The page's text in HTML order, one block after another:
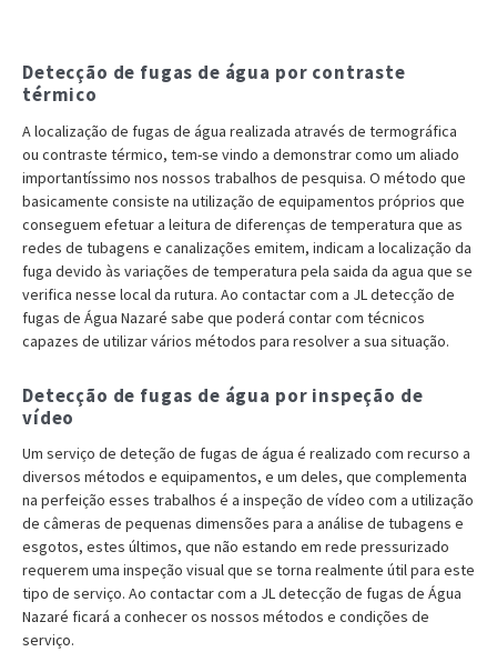
Detecção de fugas de água por contraste
térmico
A localização de fugas de água realizada através de termográfica
ou contraste térmico, tem-se vindo a demonstrar como um aliado
importantíssimo nos nossos trabalhos de pesquisa. O método que
basicamente consiste na utilização de equipamentos próprios que
conseguem efetuar a leitura de diferenças de temperatura que as
redes de tubagens e canalizações emitem, indicam a localização da
fuga devido às variações de temperatura pela saida da agua que se
verifica nesse local da rutura. Ao contactar com a JL detecção de
fugas de Água Nazaré sabe que poderá contar com técnicos
capazes de utilizar vários métodos para resolver a sua situação.
Detecção de fugas de água por inspeção de
vídeo
Um serviço de deteção de fugas de água é realizado com recurso a
diversos métodos e equipamentos, e um deles, que complementa
na perfeição esses trabalhos é a inspeção de vídeo com a utilização
de câmeras de pequenas dimensões para a análise de tubagens e
esgotos, estes últimos, que não estando em rede pressurizado
requerem uma inspeção visual que se torna realmente útil para este
tipo de serviço. Ao contactar com a JL detecção de fugas de Água
Nazaré ficará a conhecer os nossos métodos e condições de
serviço.